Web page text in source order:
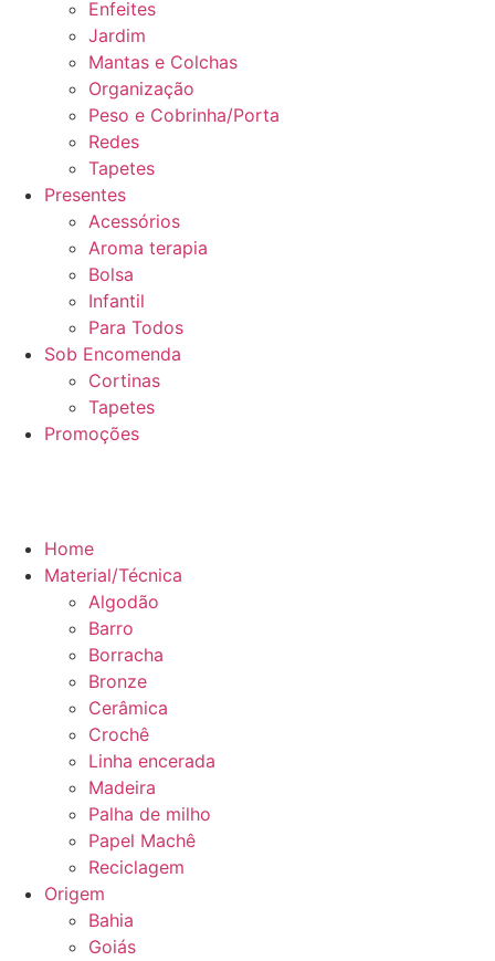
Enfeites
Jardim
Mantas e Colchas
Organização
Peso e Cobrinha/Porta
Redes
Tapetes
Presentes
Acessórios
Aroma terapia
Bolsa
Infantil
Para Todos
Sob Encomenda
Cortinas
Tapetes
Promoções
Home
Material/Técnica
Algodão
Barro
Borracha
Bronze
Cerâmica
Crochê
Linha encerada
Madeira
Palha de milho
Papel Machê
Reciclagem
Origem
Bahia
Goiás